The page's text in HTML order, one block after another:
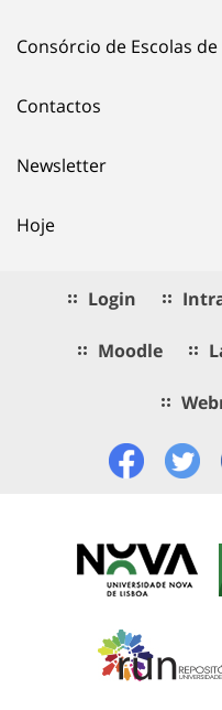
Consórcio de Escolas
Contactos
Newsletter
Hoje
Login
Moodle